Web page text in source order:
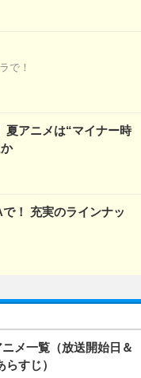
で！
夏アニメは“マイナー時
！ 充実のラインナッ
ニメ一覧（放送開始日＆
すじ）